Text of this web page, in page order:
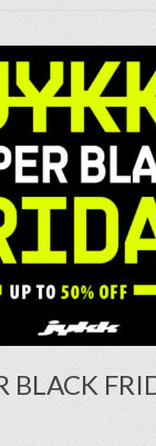
BLACK